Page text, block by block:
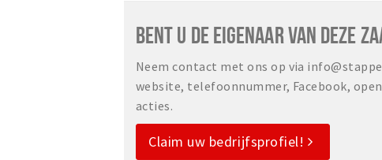
BENT U DE EIGENAAR VAN DEZE
Neem contact met ons op via
website, telefoonnummer, Facebook,
acties.
Claim uw bedrijfsprofiel!